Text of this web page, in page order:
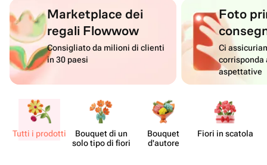
Marketplace dei
regali Flowwow
Consigliato da milioni di clienti
in 30 paesi
Foto
Ci
corrisponda
aspettative
Tutti i prodotti
Bouquet di un
solo tipo di fiori
Bouquet
d'autore
Fiori in scatola